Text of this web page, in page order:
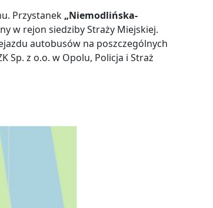
Przystanek „Niemodlińska-
w rejon siedziby Straży Miejskiej.
autobusów na poszczególnych
Sp. z o.o. w Opolu, Policja i Straż